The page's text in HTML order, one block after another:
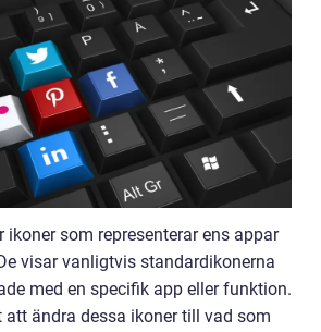
ikoner som representerar ens appar
visar vanligtvis standardikonerna
med en specifik app eller funktion.
att ändra dessa ikoner till vad som